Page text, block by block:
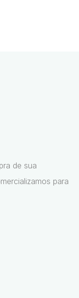
de sua
para